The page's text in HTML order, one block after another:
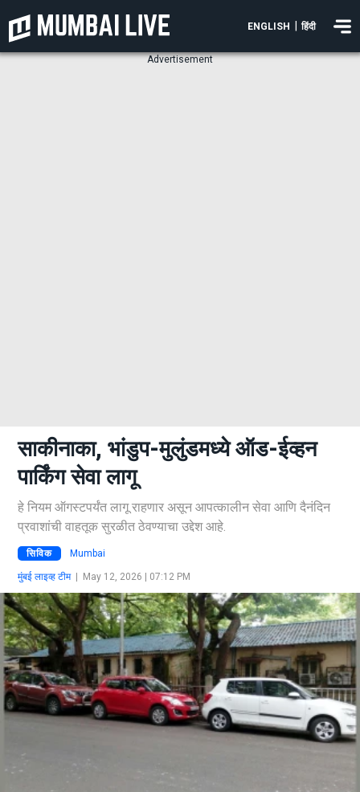
ENGLISH हिंदी
Advertisement
साकीनाका, भांडुप-मुलुंडमध्ये ऑड-ईव्हन
पार्किंग सेवा लागू
हे नियम ऑगस्टपर्यंत लागू राहणार असून आपत्कालीन सेवा आणि दैनंदिन
प्रवाशांची वाहतूक सुरळीत ठेवण्याचा उद्देश आहे.
सिविक Mumbai
मुंबई लाइव्ह टीम| May 12, 2026 | 07:12 PM